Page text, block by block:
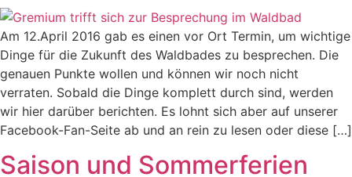
Am 12.April 2016 gab es einen vor Ort Termin, um wichtige
Dinge für die Zukunft des Waldbades zu besprechen. Die
genauen Punkte wollen und können wir noch nicht
verraten. Sobald die Dinge komplett durch sind, werden
wir hier darüber berichten. Es lohnt sich aber auf unserer
Facebook-Fan-Seite ab und an rein zu lesen oder diese […]
Saison und Sommerferien